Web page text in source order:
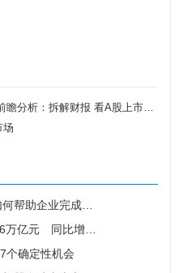
拆解财报 看A股上市械企该如何破局
场
实力到资本价值的有效转化
元 同比增长8.8%
个确定性机会